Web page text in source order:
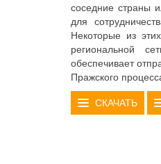
соседние страны
для
Некоторые из
региональной
обеспечивает
Пражского
СКАЧАТЬ